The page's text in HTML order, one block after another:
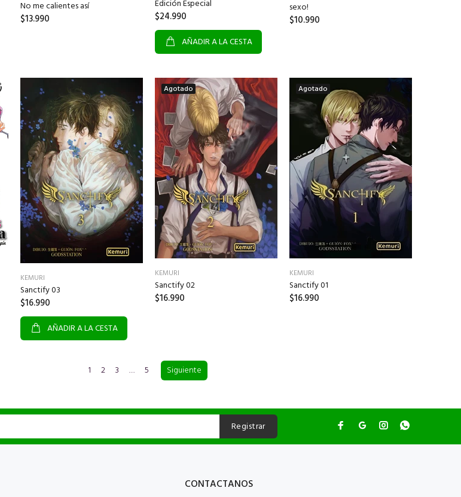
No me calientes así
$13.990
Edición Especial
$24.990
AÑADIR A LA CESTA
sexo!
$10.990
KEMURI
Sanctify 03
$16.990
AÑADIR A LA CESTA
Agotado
KEMURI
Sanctify 02
$16.990
Agotado
KEMURI
Sanctify 01
$16.990
1 2 3 … 5 Siguiente
Registrar
CONTACTANOS